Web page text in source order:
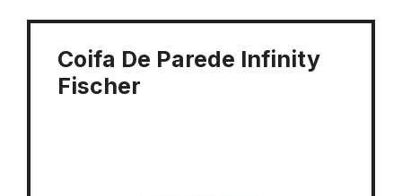
Coifa De Parede Infinity
Fischer